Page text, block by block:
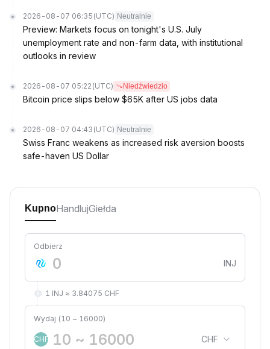
2026-08-07 06:35 (UTC) Neutralnie
Preview: Markets focus on tonight's U.S. July
unemployment rate and non-farm data, with institutional
outlooks in review
2026-08-07 05:22 (UTC) Niedźwiedzio
Bitcoin price slips below $65K after US jobs data
2026-08-07 04:43 (UTC) Neutralnie
Swiss Franc weakens as increased risk aversion boosts
safe-haven US Dollar
KupnoHandlujGiełda
Odbierz
INJ
1 INJ ≈ 3.84075 CHF
Wydaj (10 ~ 16000)
CHF CHF